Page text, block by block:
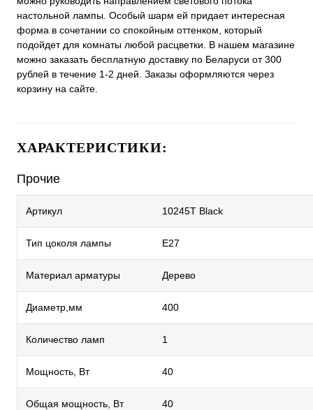
настольной лампы. Особый шарм ей придает интересная
форма в сочетании со спокойным оттенком, который
подойдет для комнаты любой расцветки. В нашем магазине
можно заказать бесплатную доставку по Беларуси от 300
рублей в течение 1-2 дней. Заказы оформляются через
корзину на сайте.
ХАРАКТЕРИСТИКИ:
Прочие
Артикул 10245T Black
Тип цоколя лампы E27
Материал арматуры Дерево
Диаметр,мм 400
Количество ламп 1
Мощность, Вт 40
Общая мощность, Вт 40